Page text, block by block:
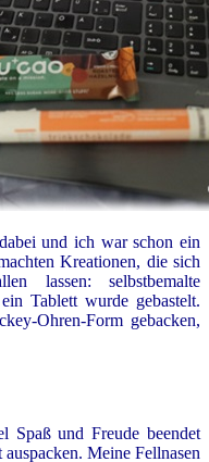
und ich war schon ein
Kreationen, die sich
lassen: selbstbemalte
Tablett wurde gebastelt.
Ohren-Form gebacken,
Spaß und Freude beendet
Meine Fellnasen